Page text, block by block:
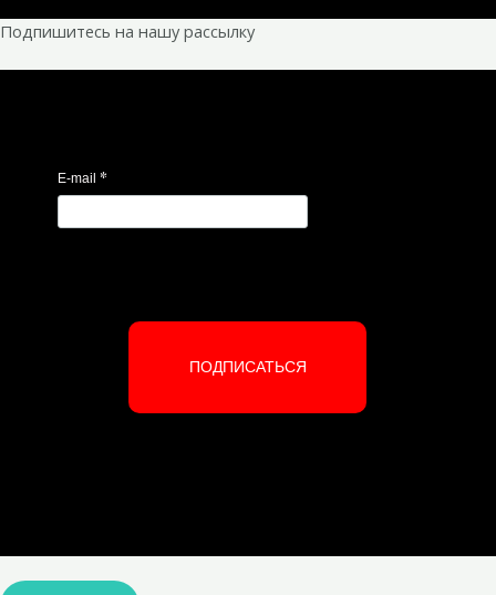
Подпишитесь на нашу рассылку
E-mail *
ПОДПИСАТЬСЯ